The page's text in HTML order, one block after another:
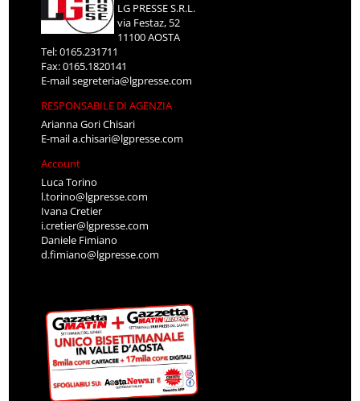
LG PRESSE S.R.L.
via Festaz, 52
11100 AOSTA
Tel: 0165.231711
Fax: 0165.1820141
E-mailsegreteria@lgpresse.com
RESPONSABILE DI AGENZIA
Arianna Gori Chisari
E-maila.chisari@lgpresse.com
Account
Luca Torino
l.torino@lgpresse.com
Ivana Cretier
i.cretier@lgpresse.com
Daniele Fimiano
d.fimiano@lgpresse.com